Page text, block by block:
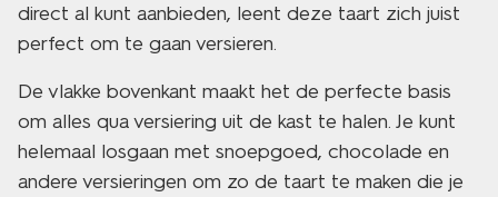
direct al kunt aanbieden, leent deze taart zich juist
perfect om te gaan versieren.
De vlakke bovenkant maakt het de perfecte basis
om alles qua versiering uit de kast te halen. Je kunt
helemaal losgaan met snoepgoed, chocolade en
andere versieringen om zo de taart te maken die je